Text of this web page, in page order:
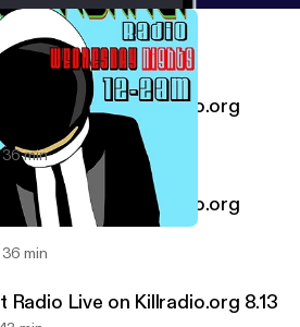
Live on Killradio.org 8.13
Podcasts
Radio Live on Killradio.org
36 min
Radio Live on Killradio.org
36 min
Radio Live on Killradio.org 8.13